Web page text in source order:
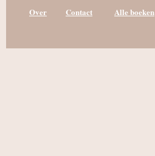
Over Contact Alle boeken